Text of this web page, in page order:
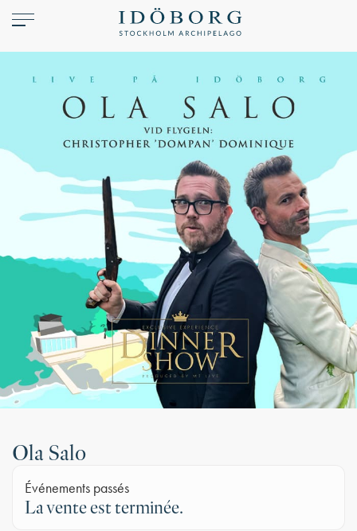
Ola Salo
Événements passés
La vente est terminée.